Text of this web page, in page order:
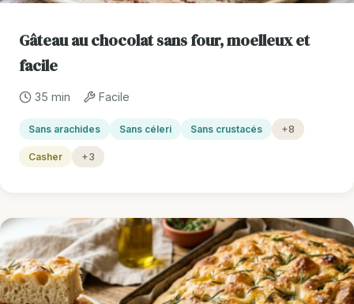
Gâteau au chocolat sans four, moelleux et
facile
35 min Facile
Sans arachides Sans céleri Sans crustacés +8
Casher +3